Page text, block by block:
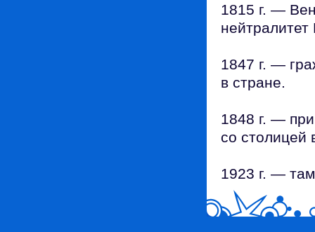
1815 г. —
1847 г. —
в стране.
1848 г. —
со столицей
1923 г. —